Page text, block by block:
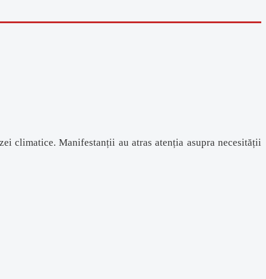
climatice. Manifestanții au atras atenția asupra necesității